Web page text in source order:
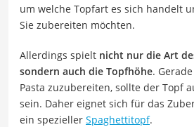
um welche Topfart es sich handelt
Sie zubereiten möchten.
Allerdings spielt nicht nur die Art
sondern auch die Topfhöhe.
Pasta zuzubereiten, sollte der Topf
sein. Daher eignet sich für das
ein spezieller Spaghettitopf.